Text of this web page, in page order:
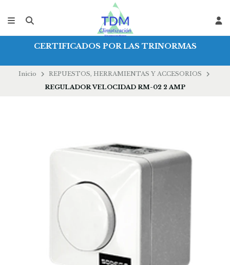
CERTIFICADOS POR LAS TRINORMAS
Inicio
REPUESTOS, HERRAMIENTAS Y ACCESORIOS
REGULADOR VELOCIDAD RM-02 2 AMP